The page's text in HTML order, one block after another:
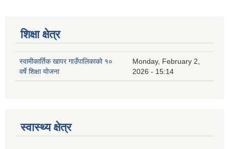
शिक्षा क्षेत्र
स्वामीकार्तिक खापर गाउँपालिकाको १०
वर्षे शिक्षा योजना
Monday, February 2,
2026 - 15:14
स्वास्थ्य क्षेत्र